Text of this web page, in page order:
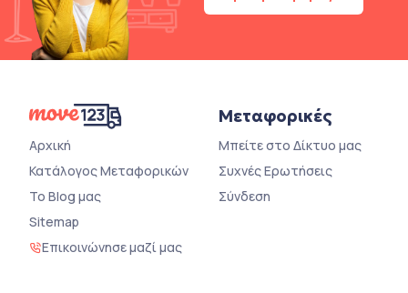
Αρχική
Κατάλογος Μεταφορικών
Το Blog μας
Sitemap
Επικοινώνησε μαζί μας
Μεταφορικές
Μπείτε στο Δίκτυο μας
Συχνές Ερωτήσεις
Σύνδεση